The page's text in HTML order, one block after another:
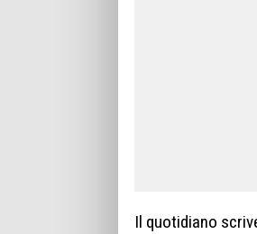
Il quotidiano